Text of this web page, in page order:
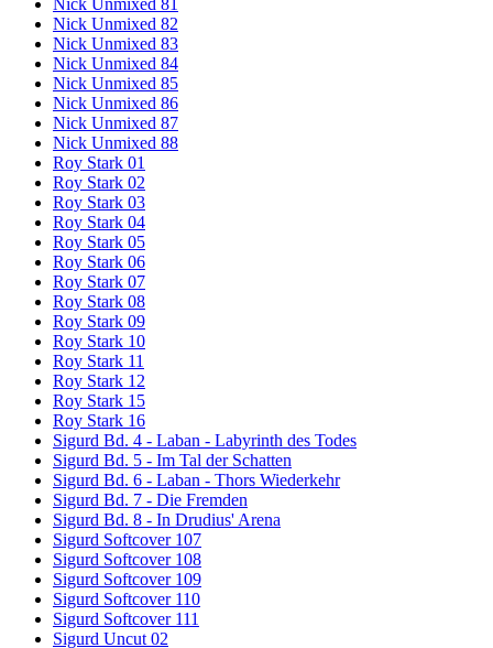
Nick Unmixed 81
Nick Unmixed 82
Nick Unmixed 83
Nick Unmixed 84
Nick Unmixed 85
Nick Unmixed 86
Nick Unmixed 87
Nick Unmixed 88
Roy Stark 01
Roy Stark 02
Roy Stark 03
Roy Stark 04
Roy Stark 05
Roy Stark 06
Roy Stark 07
Roy Stark 08
Roy Stark 09
Roy Stark 10
Roy Stark 11
Roy Stark 12
Roy Stark 15
Roy Stark 16
Sigurd Bd. 4 - Laban - Labyrinth des Todes
Sigurd Bd. 5 - Im Tal der Schatten
Sigurd Bd. 6 - Laban - Thors Wiederkehr
Sigurd Bd. 7 - Die Fremden
Sigurd Bd. 8 - In Drudius' Arena
Sigurd Softcover 107
Sigurd Softcover 108
Sigurd Softcover 109
Sigurd Softcover 110
Sigurd Softcover 111
Sigurd Uncut 02